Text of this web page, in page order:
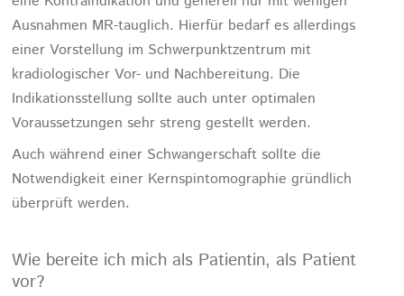
Ausnahmen MR-tauglich. Hierfür bedarf es allerdings
einer Vorstellung im Schwerpunktzentrum mit
kradiologischer Vor- und Nachbereitung. Die
Indikationsstellung sollte auch unter optimalen
Voraussetzungen sehr streng gestellt werden.
Auch während einer Schwangerschaft sollte die
Notwendigkeit einer Kernspintomographie gründlich
überprüft werden.
Wie bereite ich mich als Patientin, als Patient
vor?